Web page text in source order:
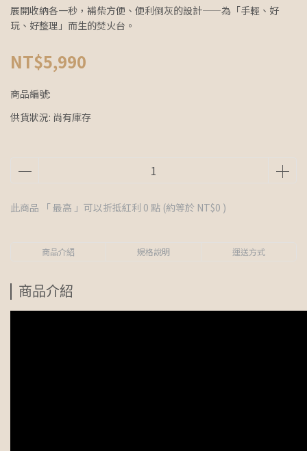
展開收納各一秒，補柴方便、便利倒灰的設計——為「手輕、好
玩、好整理」而生的焚火台。
NT$5,990
商品編號:
供貨狀況: 尚有庫存
此商品 「 最高 」可以折抵紅利 0 點 (約等於 NT$0 )
商品介紹 規格說明 運送方式
商品介紹